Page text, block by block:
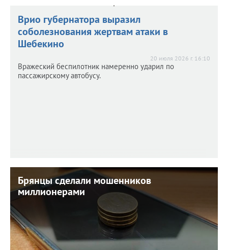
Врио губернатора выразил
соболезнования жертвам атаки в
Шебекино
20 июля 2026 г. 16:10
Вражеский беспилотник намеренно ударил по
пассажирскому автобусу.
Брянцы сделали мошенников
миллионерами
Брянцы сделали мошенников
миллионерами
За минувшую неделю в сети обмана попали еще 18
человек.